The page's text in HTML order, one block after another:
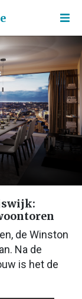
de Winston
Na de
is het de